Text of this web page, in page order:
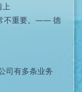
上
不重要。—— 德
司有多条业务